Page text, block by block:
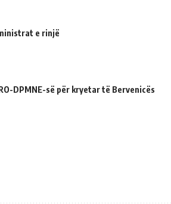
e rinjë
DPMNE-së për kryetar të Bervenicës